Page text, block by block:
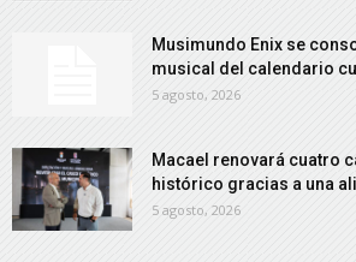
Musimundo Enix se
musical del calendario
5 agosto, 2026
Macael renovará cuatro
histórico gracias a una
5 agosto, 2026